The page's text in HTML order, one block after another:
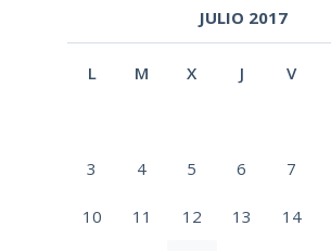
JULIO 2017
L M X J V
3 4 5 6 7
10 11 12 13 14